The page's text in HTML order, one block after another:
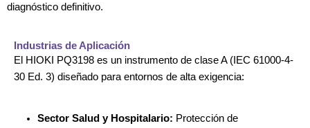
diagnóstico definitivo.
Industrias de Aplicación
El HIOKI PQ3198 es un instrumento de clase A (IEC 61000-4-
30 Ed. 3) diseñado para entornos de alta exigencia:
Sector Salud y Hospitalario: Protección de